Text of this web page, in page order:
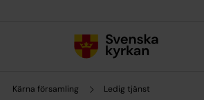
Kärna församling Ledig tjänst